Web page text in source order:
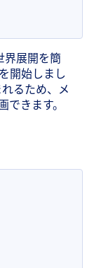
界展開を簡
開始しまし
るため、メ
きます。